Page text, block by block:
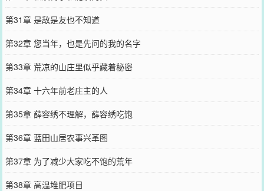
第31章 是敌是友也不知道
第32章 您当年，也是先问的我的名字
第33章 荒凉的山庄里似乎藏着秘密
第34章 十六年前老庄主的人
第35章 薛容绣不理解，薛容绣吃饱
第36章 蓝田山居农事兴革图
第37章 为了减少大家吃不饱的荒年
第38章 高温堆肥项目